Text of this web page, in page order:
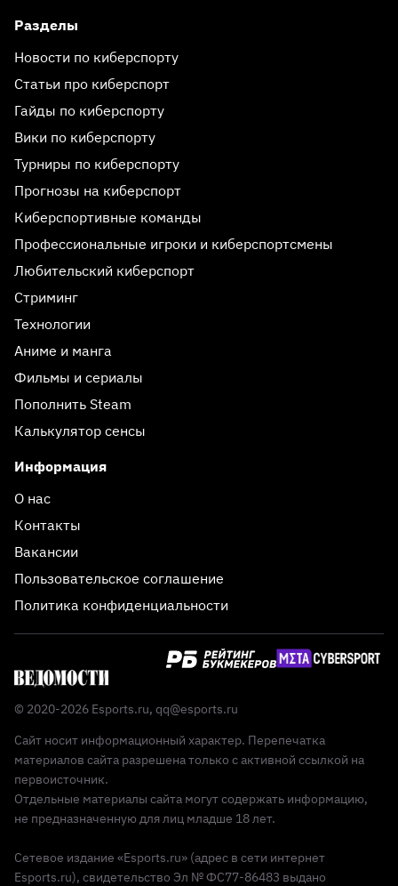
Разделы
Новости по киберспорту
Статьи про киберспорт
Гайды по киберспорту
Вики по киберспорту
Турниры по киберспорту
Прогнозы на киберспорт
Киберспортивные команды
Профессиональные игроки и киберспортсмены
Любительский киберспорт
Стриминг
Технологии
Аниме и манга
Фильмы и сериалы
Пополнить Steam
Калькулятор сенсы
Информация
О нас
Контакты
Вакансии
Пользовательское соглашение
Политика конфиденциальности
© 2020-2026 Esports.ru, qq@esports.ru
Сайт носит информационный характер. Перепечатка
материалов сайта разрешена только с активной ссылкой на
первоисточник.
Отдельные материалы сайта могут содержать информацию,
не предназначенную для лиц младше 18 лет.
Сетевое издание «Esports.ru» (адрес в сети интернет
Esports.ru), свидетельство Эл № ФС77-86483 выдано